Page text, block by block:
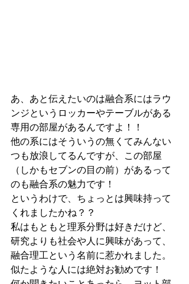
あ、あと伝えたいのは融合系にはラウ
ンジというロッカーやテーブルがある
専用の部屋があるんですよ！！
他の系にはそういうの無くてみんない
つも放浪してるんですが、この部屋
（しかもセブンの目の前）があるって
のも融合系の魅力です！
というわけで、ちょっとは興味持って
くれましたかね？？
私はもともと理系分野は好きだけど、
研究よりも社会や人に興味があって、
融合理工という名前に惹かれました。
似たような人には絶対お勧めです！